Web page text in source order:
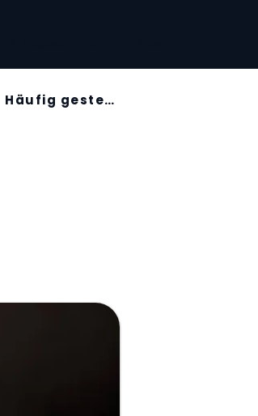
Häufig gestellte Fragen